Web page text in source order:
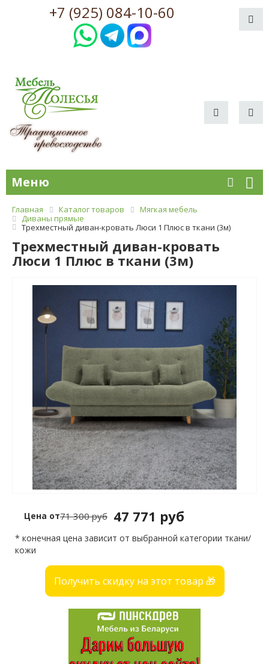
+7 (925) 084-10-60
Меню
Главная Каталог товаров
Мягкая мебель
Диваны прямые
Трехместный диван-кровать Люси 1 Плюс в ткани (3м)
Трехместный диван-кровать
Люси 1 Плюс в ткани (3м)
Цена от 47 771 руб
71 300 руб
* конечная цена зависит от выбранной категории ткани/
кожи
Получить скидку на этот товар 🎁